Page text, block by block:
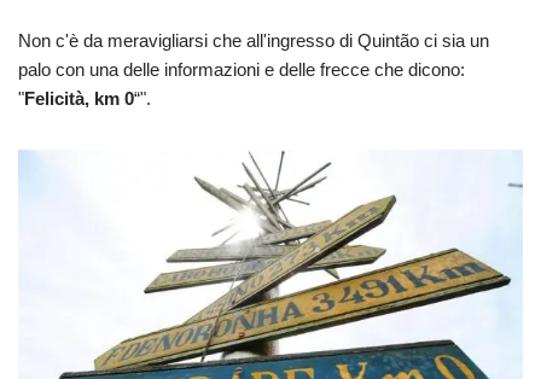
Non c'è da meravigliarsi che all'ingresso di Quintão ci sia un
palo con una delle informazioni e delle frecce che dicono:
"Felicità, km 0“".